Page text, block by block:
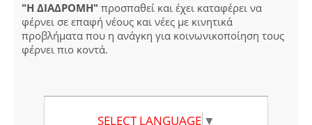
"Η ΔΙΑΔΡΟΜΗ" προσπαθεί και έχει καταφέρει να
φέρνει σε επαφή νέους και νέες με κινητικά
προβλήματα που η ανάγκη για κοινωνικοποίηση τους
φέρνει πιο κοντά.
SELECT LANGUAGE ▼